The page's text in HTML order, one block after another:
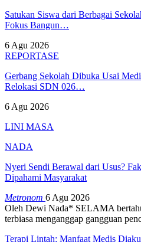
Satukan Siswa dari Berbagai
Fokus Bangun…
6 Agu 2026
REPORTASE
Gerbang Sekolah Dibuka Usai
Relokasi SDN 026…
6 Agu 2026
LINI MASA
NADA
Nyeri Sendi Berawal dari Usus?
Dipahami Masyarakat
Metronom 6 Agu 2026
Oleh Dewi Nada* SELAMA
terbiasa menganggap gangguan
Terapi Lintah: Manfaat Medis